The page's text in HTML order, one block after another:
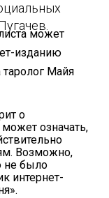
может
изданию
таролог Майя
о
означать,
Возможно,
не было
интернет-